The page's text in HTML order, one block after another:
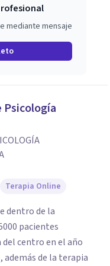
mediante mensaje
Terapia Online
dentro de la
pacientes
del centro en el año
además de la terapia